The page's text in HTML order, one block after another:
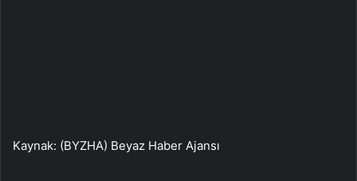
Kaynak: (BYZHA) Beyaz Haber Ajansı